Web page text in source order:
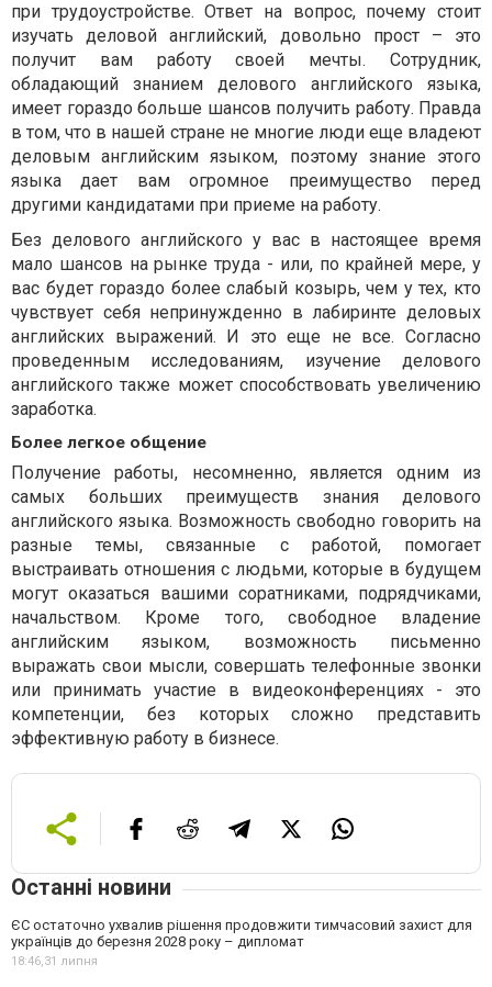
при трудоустройстве. Ответ на вопрос, почему стоит
изучать деловой английский, довольно прост – это
получит вам работу своей мечты. Сотрудник,
обладающий знанием делового английского языка,
имеет гораздо больше шансов получить работу. Правда
в том, что в нашей стране не многие люди еще владеют
деловым английским языком, поэтому знание этого
языка дает вам огромное преимущество перед
другими кандидатами при приеме на работу.
Без делового английского у вас в настоящее время
мало шансов на рынке труда - или, по крайней мере, у
вас будет гораздо более слабый козырь, чем у тех, кто
чувствует себя непринужденно в лабиринте деловых
английских выражений. И это еще не все. Согласно
проведенным исследованиям, изучение делового
английского также может способствовать увеличению
заработка.
Более легкое общение
Получение работы, несомненно, является одним из
самых больших преимуществ знания делового
английского языка. Возможность свободно говорить на
разные темы, связанные с работой, помогает
выстраивать отношения с людьми, которые в будущем
могут оказаться вашими соратниками, подрядчиками,
начальством. Кроме того, свободное владение
английским языком, возможность письменно
выражать свои мысли, совершать телефонные звонки
или принимать участие в видеоконференциях - это
компетенции, без которых сложно представить
эффективную работу в бизнесе.
Останні новини
ЄС остаточно ухвалив рішення продовжити тимчасовий захист для
українців до березня 2028 року – дипломат
18:46,31 липня